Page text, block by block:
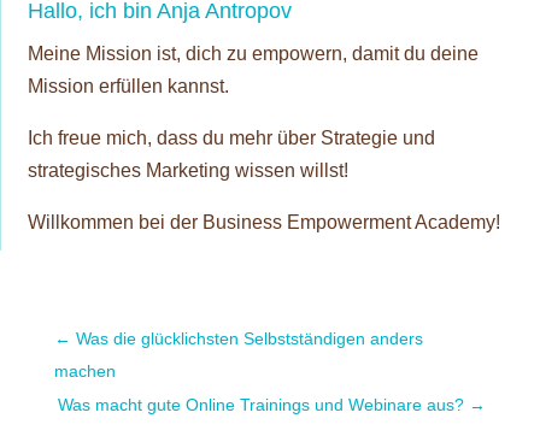
Hallo, ich bin Anja Antropov
Meine Mission ist, dich zu empowern, damit du deine
Mission erfüllen kannst.
Ich freue mich, dass du mehr über Strategie und
strategisches Marketing wissen willst!
Willkommen bei der Business Empowerment Academy!
← Was die glücklichsten Selbstständigen anders
machen
Was macht gute Online Trainings und Webinare aus? →